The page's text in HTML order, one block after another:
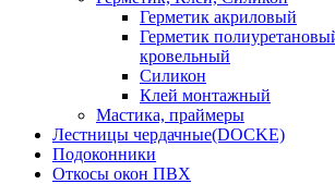
Герметик акриловый
Герметик
кровельный
Силикон
Клей монтажный
Мастика, праймеры
Лестницы чердачные(DOCKE)
Подоконники
Откосы окон ПВХ